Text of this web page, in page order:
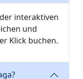
interaktiven
und
Klick buchen.